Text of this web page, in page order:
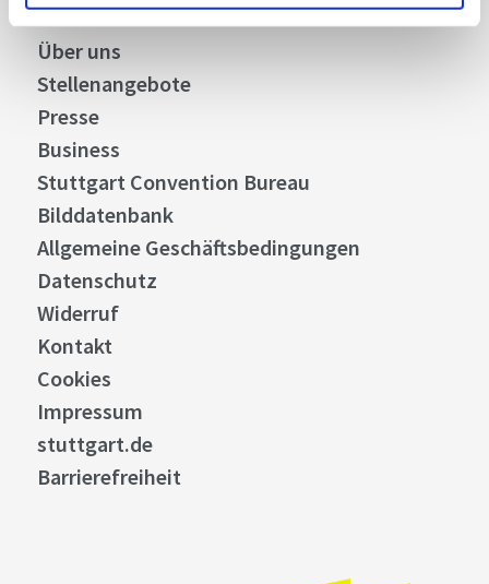
Über uns
Stellenangebote
Presse
Business
Stuttgart Convention Bureau
Bilddatenbank
Allgemeine Geschäftsbedingungen
Datenschutz
Widerruf
Kontakt
Cookies
Impressum
stuttgart.de
Barrierefreiheit